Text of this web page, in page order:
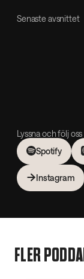
Senaste avsnittet
Lyssna och följ oss
Spotify
Instagram
FLER